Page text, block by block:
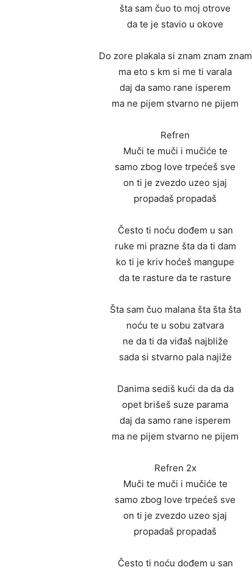
šta sam čuo to moj otrove
da te je stavio u okove
Do zore plakala si znam znam znam
ma eto s km si me ti varala
daj da samo rane isperem
ma ne pijem stvarno ne pijem
Refren
Muči te muči i mučiće te
samo zbog love trpećeš sve
on ti je zvezdo uzeo sjaj
propadaš propadaš
Često ti noću dođem u san
ruke mi prazne šta da ti dam
ko ti je kriv hoćeš mangupe
da te rasture da te rasture
Šta sam čuo malana šta šta šta
noću te u sobu zatvara
ne da ti da viđaš najbliže
sada si stvarno pala najiže
Danima sediš kući da da da
opet brišeš suze parama
daj da samo rane isperem
ma ne pijem stvarno ne pijem
Refren 2x
Muči te muči i mučiće te
samo zbog love trpećeš sve
on ti je zvezdo uzeo sjaj
propadaš propadaš
Često ti noću dođem u san